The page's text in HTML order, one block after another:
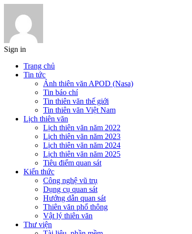
Sign in
Trang chủ
Tin tức
Ảnh thiên văn APOD (Nasa)
Tin báo chí
Tin thiên văn thế giới
Tin thiên văn Việt Nam
Lịch thiên văn
Lịch thiên văn năm 2022
Lịch thiên văn năm 2023
Lịch thiên văn năm 2024
Lịch thiên văn năm 2025
Tiêu điểm quan sát
Kiến thức
Công nghệ vũ trụ
Dụng cụ quan sát
Hướng dẫn quan sát
Thiên văn phổ thông
Vật lý thiên văn
Thư viện